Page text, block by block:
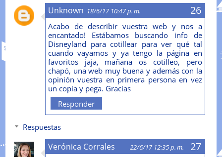
Unknown 18/6/17 10:47 p. m.
Acabo de describir vuestra web y nos a
encantado! Estábamos buscando info de
Disneyland​ para cotillear para ver qué tal
cuando vayamos y ya tengo la página en
favoritos jaja, mañana os cotilleo, pero
chapó, una web muy buena y además con la
opinión vuestra en primera persona en vez
un copia y pega. Gracias
Responder
Respuestas
Verónica Corrales 22/6/17 12:35 p. m.